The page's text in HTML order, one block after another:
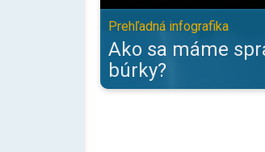
Prehľadná infografika
Ako sa máme
búrky?